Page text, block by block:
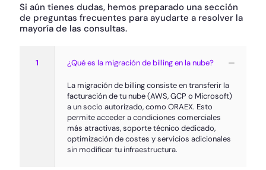
Si aún tienes dudas, hemos preparado una sección
de preguntas frecuentes para ayudarte a resolver la
mayoría de las consultas.
1 ¿Qué es la migración de billing en la nube?
La migración de billing consiste en transferir la
facturación de tu nube (AWS, GCP o Microsoft)
a un socio autorizado, como ORAEX. Esto
permite acceder a condiciones comerciales
más atractivas, soporte técnico dedicado,
optimización de costes y servicios adicionales
sin modificar tu infraestructura.